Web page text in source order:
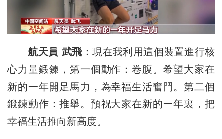
航天員 武飛：現在我利用這個裝置進行核
心力量鍛鍊，第一個動作：卷腹。希望大家在
新的一年開足馬力，為幸福生活奮鬥。第二個
鍛鍊動作：推舉。預祝大家在新的一年裏，把
幸福生活推向新高度。